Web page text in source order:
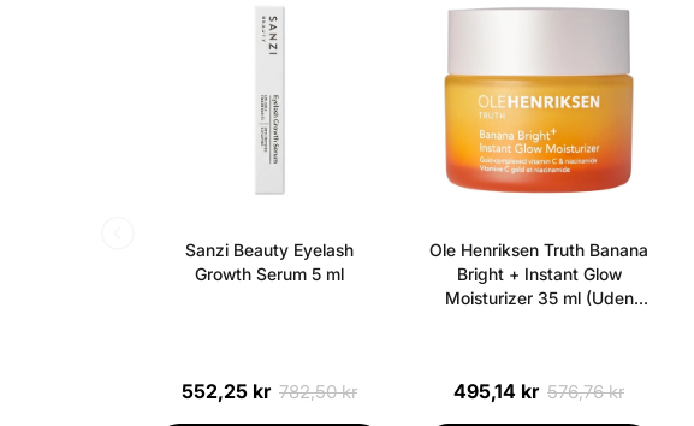
Sanzi Beauty Eyelash
Growth Serum 5 ml
552,25 kr 782,50 kr
Ole Henriksen Truth Banana
Bright + Instant Glow
Moisturizer 35 ml (Uden
495,14 kr 576,76 kr